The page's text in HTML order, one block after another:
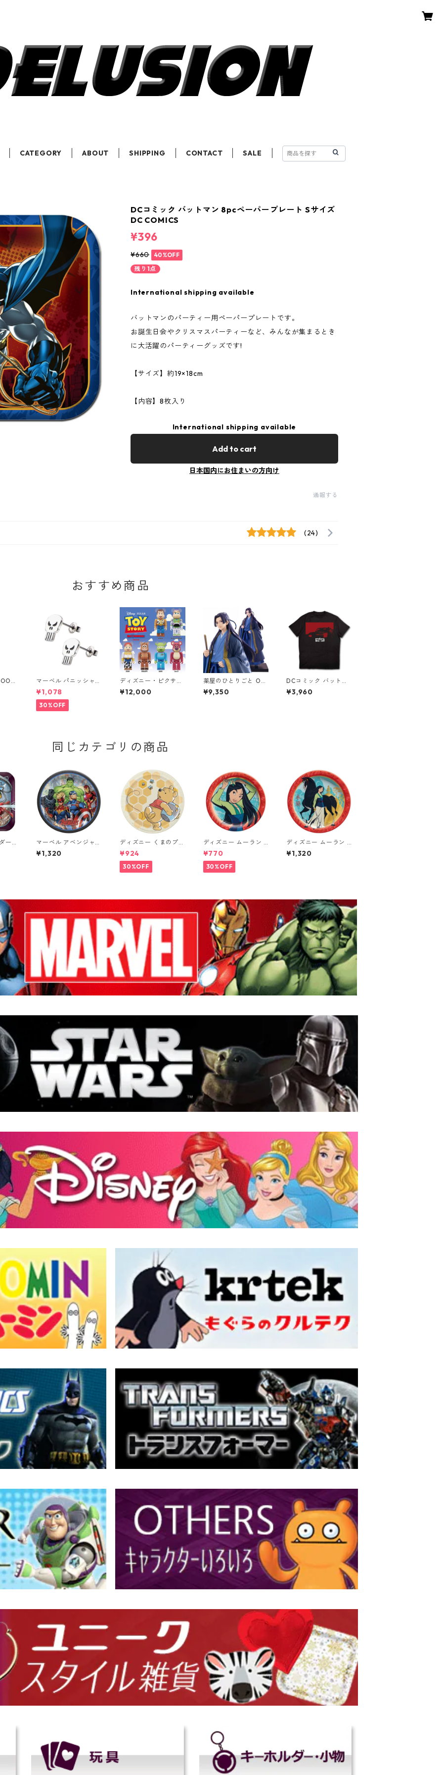
CATEGORY ABOUT SHIPPING CONTACT SALE
DCコミック バットマン 8pcペーパープレート Sサイズ
DC COMICS
¥396
¥660
40%OFF
残り1点
International shipping available
バットマンのパーティー用ペーパープレートです。
お誕生日会やクリスマスパーティーなど、みんなが集まるとき
に大活躍のパーティーグッズです!
【サイズ】約19×18cm
【内容】8枚入り
International shipping available
Add to cart
日本国内にお住まいの方向け
通報する
(24)
おすすめ商品
マーベル パニッシャー
ロゴスタッドピアス シ
ルバー MARVEL
¥1,078
30%OFF
ディズニー・ピクサー
ベアブリック BE@RBR
ICK CHASE TOY STOR
¥12,000
薬屋のひとりごと OSH
I WORKS 壬氏 フィギ
ュア ジンシ 推しワー
¥9,350
DCコミック バットマ
ン The Batman Red
Car Tシャツ ブラッ
¥3,960
同じカテゴリの商品
ーマ
マーベル アベンジャー
ズ Powers Unite 8pc
ペーパープレート Mサ
¥1,320
ディズニー くまのプー
さん 8pcペーパープレ
ート Mサイズ 紙皿 DIS
NEY Pooh
¥924
30%OFF
ディズニー ムーラン 8
pcペーパープレート S
サイズ 紙皿 DISNEY M
ulan
¥770
30%OFF
ディズニー ムーラン 8
pcペーパープレート M
サイズ 紙皿 DISNEY M
¥1,320